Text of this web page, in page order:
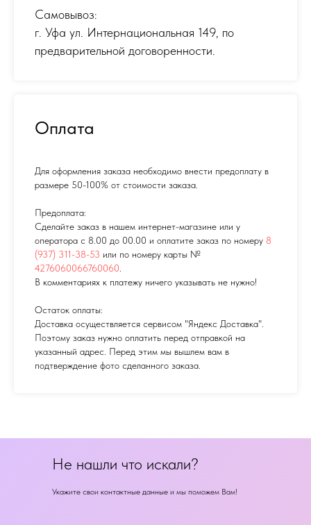
Самовывоз:
г. Уфа ул. Интернациональная 149, по
предварительной договоренности.
Оплата
Для оформления заказа необходимо внести предоплату в
размере 50-100% от стоимости заказа.
Предоплата:
Сделайте заказ в нашем интернет-магазине или у
оператора с 8.00 до 00.00 и оплатите заказ по номеру 8
(937) 311-38-53 или по номеру карты №
4276060066760060
В комментариях к платежу ничего указывать не нужно!
Остаток оплаты:
Доставка осуществляется сервисом "Яндекс Доставка".
Поэтому заказ нужно оплатить перед отправкой на
указанный адрес. Перед этим мы вышлем вам в
подтверждение фото сделанного заказа.
Не нашли что искали?
Укажите свои контактные данные и мы поможем Вам!